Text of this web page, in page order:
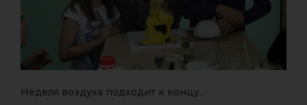
Неделя воздуха подходит к концу.